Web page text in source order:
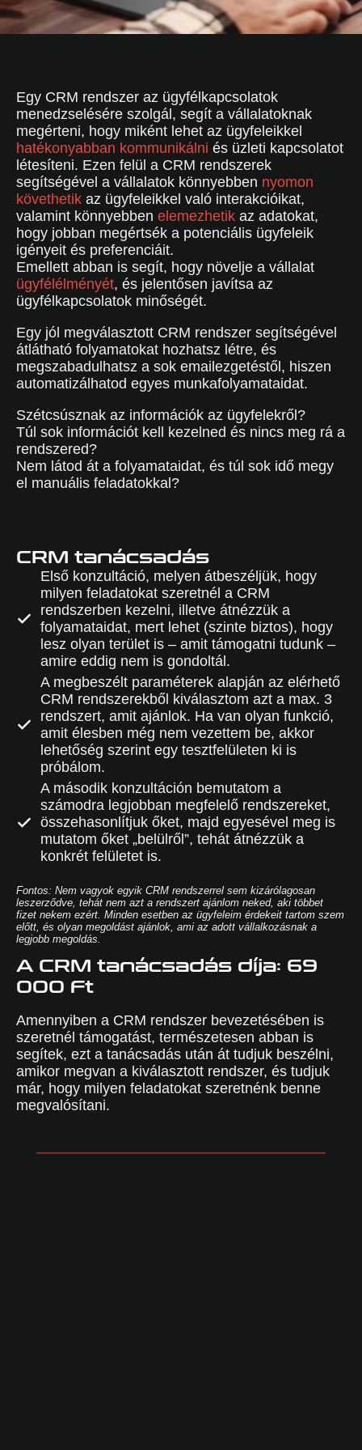
Egy CRM rendszer az ügyfélkapcsolatok
menedzselésére szolgál, segít a vállalatoknak
megérteni, hogy miként lehet az ügyfeleikkel
hatékonyabban kommunikálni és üzleti kapcsolatot
létesíteni. Ezen felül a CRM rendszerek
segítségével a vállalatok könnyebben nyomon
követhetik az ügyfeleikkel való interakcióikat,
valamint könnyebben elemezhetik az adatokat,
hogy jobban megértsék a potenciális ügyfeleik
igényeit és preferenciáit.
Emellett abban is segít, hogy növelje a vállalat
ügyfélélményét, és jelentősen javítsa az
ügyfélkapcsolatok minőségét.
Egy jól megválasztott CRM rendszer segítségével
átlátható folyamatokat hozhatsz létre, és
megszabadulhatsz a sok emailezgetéstől, hiszen
automatizálhatod egyes munkafolyamataidat.
Szétcsúsznak az információk az ügyfelekről?
Túl sok információt kell kezelned és nincs meg rá a
rendszered?
Nem látod át a folyamataidat, és túl sok idő megy
el manuális feladatokkal?
CRM tanácsadás
Első konzultáció, melyen átbeszéljük, hogy
milyen feladatokat szeretnél a CRM
rendszerben kezelni, illetve átnézzük a
folyamataidat, mert lehet (szinte biztos), hogy
lesz olyan terület is – amit támogatni tudunk –
amire eddig nem is gondoltál.
A megbeszélt paraméterek alapján az elérhető
CRM rendszerekből kiválasztom azt a max. 3
rendszert, amit ajánlok. Ha van olyan funkció,
amit élesben még nem vezettem be, akkor
lehetőség szerint egy tesztfelületen ki is
próbálom.
A második konzultáción bemutatom a
számodra legjobban megfelelő rendszereket,
összehasonlítjuk őket, majd egyesével meg is
mutatom őket „belülről”, tehát átnézzük a
konkrét felületet is.
Fontos: Nem vagyok egyik CRM rendszerrel sem kizárólagosan
leszerződve, tehát nem azt a rendszert ajánlom neked, aki többet
fizet nekem ezért. Minden esetben az ügyfeleim érdekeit tartom szem
előtt, és olyan megoldást ajánlok, ami az adott vállalkozásnak a
legjobb megoldás.
A CRM tanácsadás díja: 69
000 Ft
Amennyiben a CRM rendszer bevezetésében is
szeretnél támogatást, természetesen abban is
segítek, ezt a tanácsadás után át tudjuk beszélni,
amikor megvan a kiválasztott rendszer, és tudjuk
már, hogy milyen feladatokat szeretnénk benne
megvalósítani.